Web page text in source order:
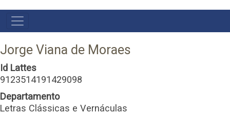
NAVEGADOR
PRINCIPAL
Jorge Viana de Moraes
Id Lattes
9123514191429098
Departamento
Letras Clássicas e Vernáculas